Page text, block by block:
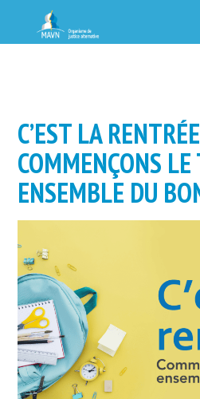
C’EST LA
COMMENÇONS
ENSEMBLE DU